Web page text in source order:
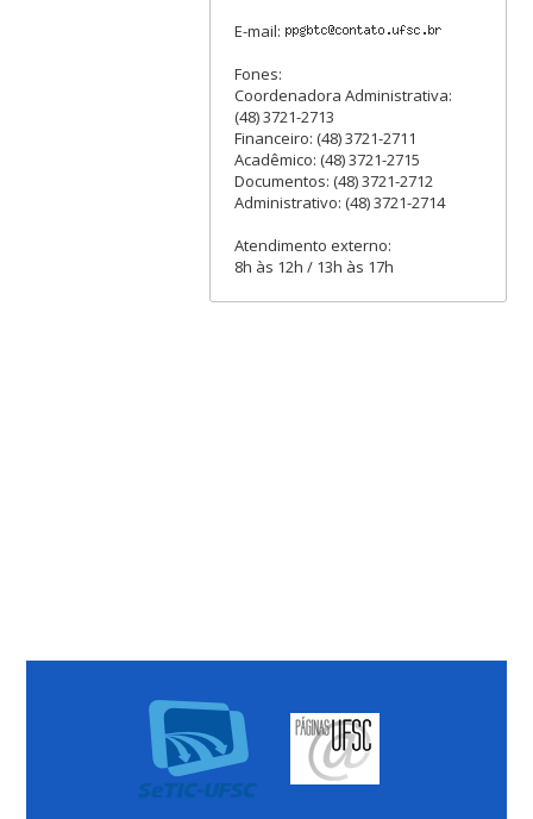
E-mail:
Fones:
Coordenadora Administrativa:
(48) 3721-2713
Financeiro: (48) 3721-2711
Acadêmico: (48) 3721-2715
Documentos: (48) 3721-2712
Administrativo: (48) 3721-2714
Atendimento externo:
8h às 12h / 13h às 17h